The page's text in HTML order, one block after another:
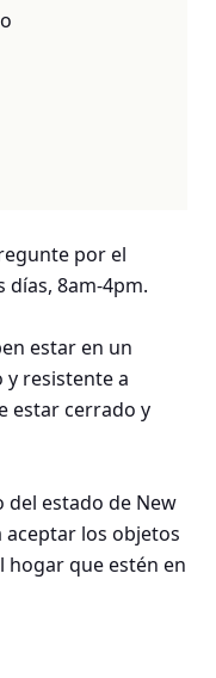
por el
días, 8am-4pm.
estar en un
resistente a
estar cerrado y
del estado de New
aceptar los objetos
hogar que estén en